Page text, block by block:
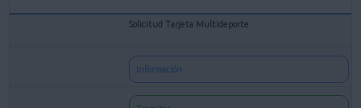
Solicitud Tarjeta Multideporte
Información